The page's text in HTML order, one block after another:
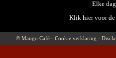
Elke
Klik hier voor de
© Mango Café - Cookie verklaring -